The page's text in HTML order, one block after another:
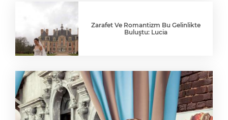
Zarafet Ve Romantizm Bu Gelinlikte
Buluştu: Lucia